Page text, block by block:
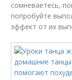
сомневаетесь,
попробуйте
эффект от их